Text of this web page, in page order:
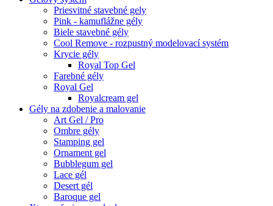
Priesvitné stavebné gely
Pink - kamuflážne gély
Biele stavebné gély
Cool Remove - rozpustný modelovací systém
Krycie gély
Royal Top Gel
Farebné gély
Royal Gel
Royalcream gel
Gély na zdobenie a malovanie
Art Gel / Pro
Ombre gély
Stamping gel
Ornament gel
Bubblegum gel
Lace gél
Desert gél
Baroque gel